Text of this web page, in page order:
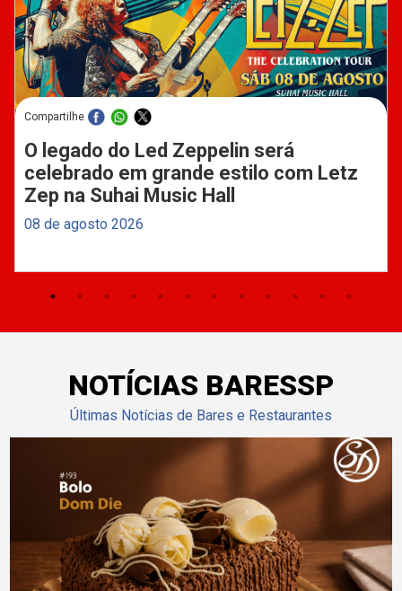
Compartilhe
O legado do Led Zeppelin será
celebrado em grande estilo com Letz
Zep na Suhai Music Hall
08 de agosto 2026
NOTÍCIAS BARESSP
Últimas Notícias de Bares e Restaurantes